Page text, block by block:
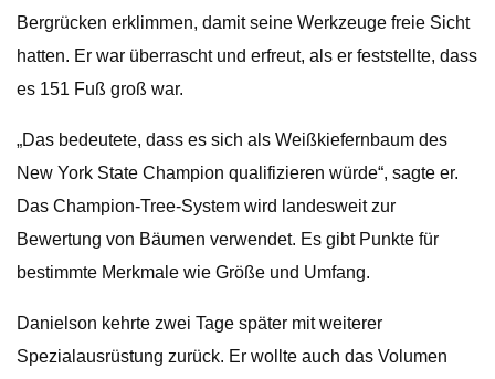
Bergrücken erklimmen, damit seine Werkzeuge freie Sicht
hatten. Er war überrascht und erfreut, als er feststellte, dass
es 151 Fuß groß war.
„Das bedeutete, dass es sich als Weißkiefernbaum des
New York State Champion qualifizieren würde“, sagte er.
Das Champion-Tree-System wird landesweit zur
Bewertung von Bäumen verwendet. Es gibt Punkte für
bestimmte Merkmale wie Größe und Umfang.
Danielson kehrte zwei Tage später mit weiterer
Spezialausrüstung zurück. Er wollte auch das Volumen